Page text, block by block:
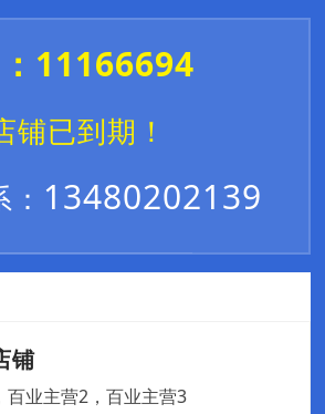
11166694
铺已到期！
13480202139
铺
百业主营2，百业主营3